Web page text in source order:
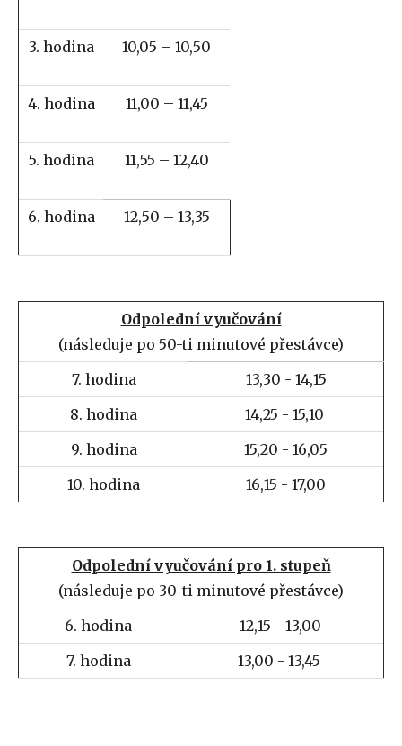
3. hodina 10,05 – 10,50
4. hodina 11,00 – 11,45
5. hodina 11,55 – 12,40
6. hodina 12,50 – 13,35
Odpolední vyučování
(následuje po 50-ti minutové přestávce)
7. hodina
13,30 - 14,15
8. hodina
14,25 - 15,10
9. hodina
15,20 - 16,05
10. hodina
16,15 - 17,00
Odpolední vyučování pro 1. stupeň
(následuje po 30-ti minutové přestávce)
6. hodina
12,15 - 13,00
7. hodina
13,00 - 13,45